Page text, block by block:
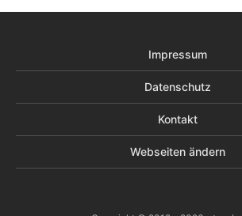
Impressum
Datenschutz
Kontakt
Webseiten ändern